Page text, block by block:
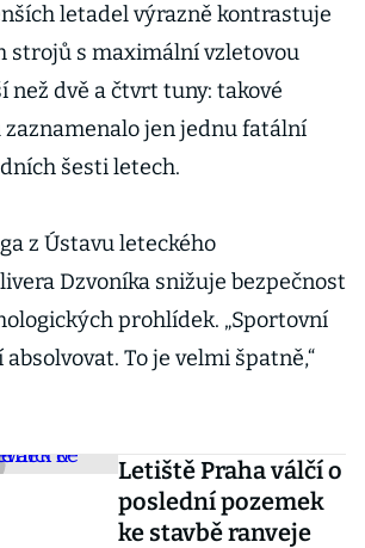
letadel výrazně kontrastuje
strojů s maximální vzletovou
než dvě a čtvrt tuny: takové
zaznamenalo jen jednu fatální
šesti letech.
z Ústavu leteckého
Dzvoníka snižuje bezpečnost
prohlídek. „Sportovní
To je velmi špatně,“
Letiště Praha válčí o
poslední pozemek
ke stavbě ranveje